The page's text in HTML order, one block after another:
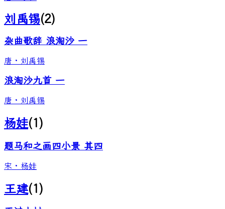
刘禹锡(2)
杂曲歌辞 浪淘沙 一
唐 · 刘禹锡
浪淘沙九首 一
唐 · 刘禹锡
杨娃(1)
题马和之画四小景 其四
宋 · 杨娃
王建(1)